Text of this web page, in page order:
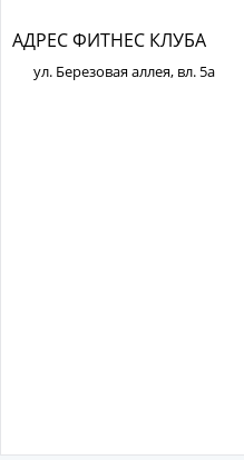
АДРЕС ФИТНЕС КЛУБА
ул. Березовая аллея, вл. 5а